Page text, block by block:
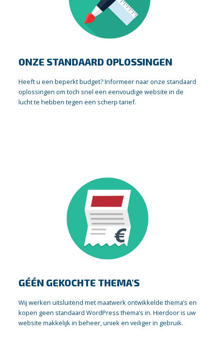
ONZE STANDAARD OPLOSSINGEN
Heeft u een beperkt budget? Informeer naar onze standaard
oplossingen om toch snel een eenvoudige website in de
lucht te hebben tegen een scherp tarief.
GÉÉN GEKOCHTE THEMA'S
Wij werken uitsluitend met maatwerk ontwikkelde thema’s en
kopen geen standaard WordPress thema’s in. Hierdoor is uw
website makkelijk in beheer, uniek en veiliger in gebruik.